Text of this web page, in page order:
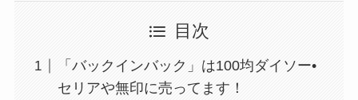
目次
「バックインバック」は100均ダイソー•
セリアや無印に売ってます！